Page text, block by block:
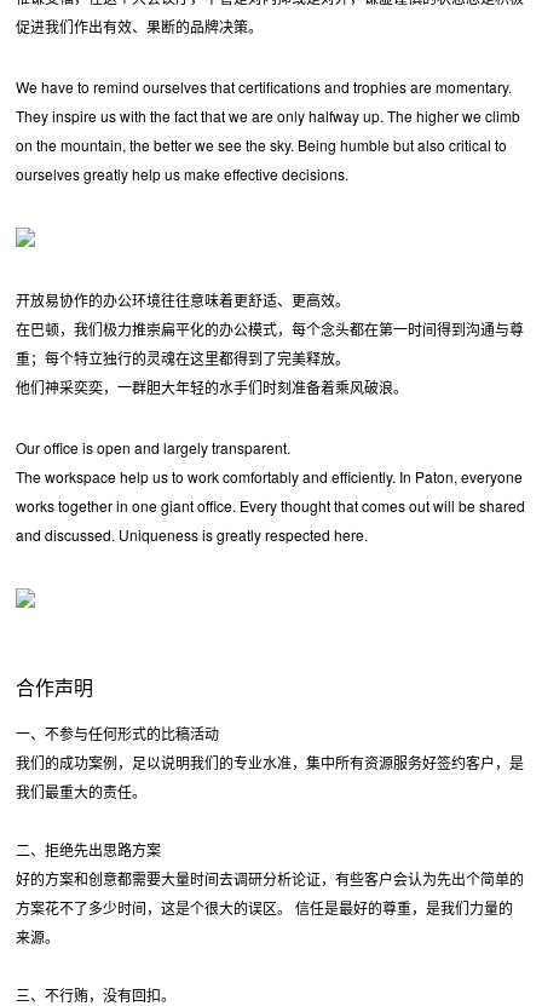
促进我们作出有效、果断的品牌决策。
We have to remind ourselves that certifications and trophies are momentary.
They inspire us with the fact that we are only halfway up. The higher we climb
on the mountain, the better we see the sky. Being humble but also critical to
ourselves greatly help us make effective decisions.
开放易协作的办公环境往往意味着更舒适、更高效。
在巴顿，我们极力推崇扁平化的办公模式，每个念头都在第一时间得到沟通与尊
重；每个特立独行的灵魂在这里都得到了完美释放。
他们神采奕奕，一群胆大年轻的水手们时刻准备着乘风破浪。
Our office is open and largely transparent.
The workspace help us to work comfortably and efficiently. In Paton, everyone
works together in one giant office. Every thought that comes out will be shared
and discussed. Uniqueness is greatly respected here.
合作声明
一、不参与任何形式的比稿活动
我们的成功案例，足以说明我们的专业水准，集中所有资源服务好签约客户，是
我们最重大的责任。
二、拒绝先出思路方案
好的方案和创意都需要大量时间去调研分析论证，有些客户会认为先出个简单的
方案花不了多少时间，这是个很大的误区。 信任是最好的尊重，是我们力量的
来源。
三、不行贿，没有回扣。